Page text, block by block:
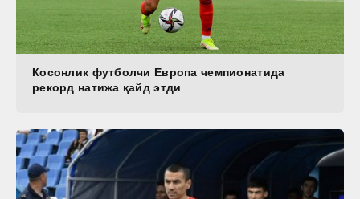
Косонлик футболчи Европа чемпионатида
рекорд натижа қайд этди